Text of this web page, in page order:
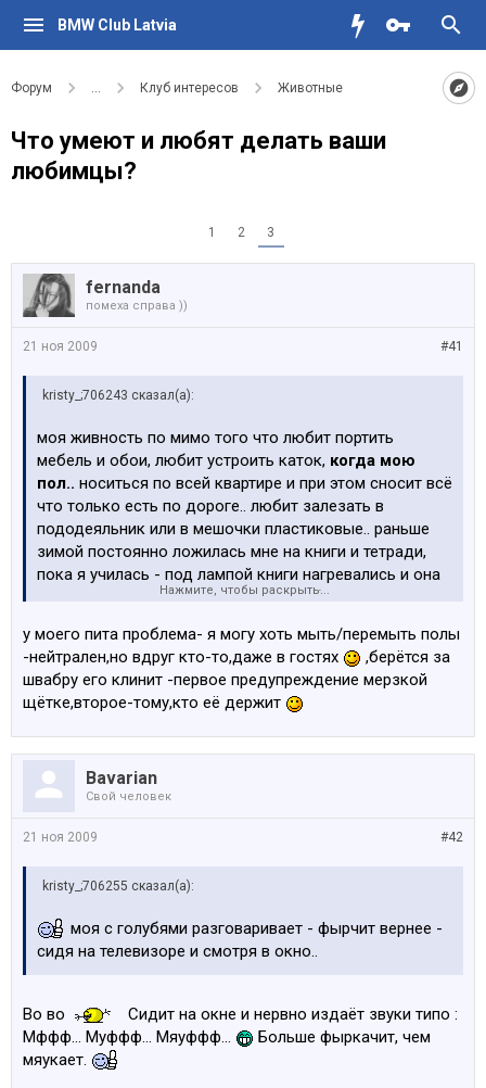
BMW Club Latvia
Форум ... Клуб интересов Животные
Что умеют и любят делать ваши
любимцы?
1 2 3
fernanda
помеха справа ))
#41
21 ноя 2009
kristy_;706243 сказал(а):
моя живность по мимо того что любит портить
мебель и обои, любит устроить каток, когда мою
пол.. носиться по всей квартире и при этом сносит всё
что только есть по дороге.. любит залезать в
пододеяльник или в мешочки пластиковые.. раньше
зимой постоянно ложилась мне на книги и тетради,
пока я училась - под лампой книги нагревались и она
там пристраивалась как ни в чём не бывало и учись
пластмассовые, так как один год она снесла и ёлку со
всеми игрушками, дождик тоже пожевать любит..
хмм.. особенно мы любим гонять птичек с
подоконника - только один раз это плохо кончилось,
так как бедная кытя влетела лбом в окно, ведь
рванула с коридора, снесла всё со стола но с
огромным грохотом её "остановило" окно..
а вот что умеет?! дверь, зараза, в мою комнату умеет
бы спокойно спать можно было.. и воробьёв ловить
умеет, в деревне поймала на чердаке одного, раз -
два и от птички лиш перья с хвоста остались..
охотница, блин..
Нажмите, чтобы раскрыть...
у моего пита проблема- я могу хоть мыть/перемыть полы
-нейтрален,но вдруг кто-то,даже в гостях
,берётся за
швабру его клинит -первое предупреждение мерзкой
щётке,второе-тому,кто её держит
Bavarian
Свой человек
#42
21 ноя 2009
kristy_;706255 сказал(а):
моя с голубями разговаривает - фырчит вернее -
сидя на телевизоре и смотря в окно..
Во во
Сидит на окне и нервно издаёт звуки типо :
Мффф... Муффф... Мяуффф...
Больше фыркачит, чем
мяукает.